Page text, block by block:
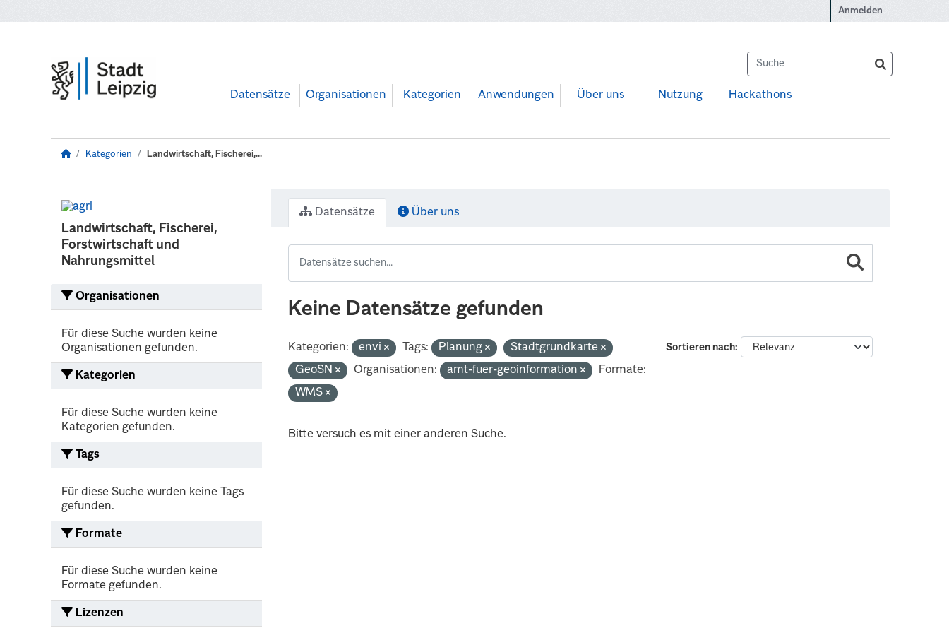
Anmelden
Datensätze Organisationen Kategorien Anwendungen Über uns Nutzung Hackathons
Kategorien Landwirtschaft, Fischerei,...
Landwirtschaft, Fischerei,
Forstwirtschaft und
Nahrungsmittel
Organisationen
Für diese Suche wurden keine
Organisationen gefunden.
Kategorien
Für diese Suche wurden keine
Kategorien gefunden.
Tags
Für diese Suche wurden keine Tags
gefunden.
Formate
Für diese Suche wurden keine
Formate gefunden.
Lizenzen
Datensätze Über uns
Keine Datensätze gefunden
Sortieren nach
Kategorien: envi Tags: Planung
Stadtgrundkarte
GeoSN
Organisationen: amt-fuer-geoinformation
Formate:
WMS
Bitte versuch es mit einer anderen Suche.